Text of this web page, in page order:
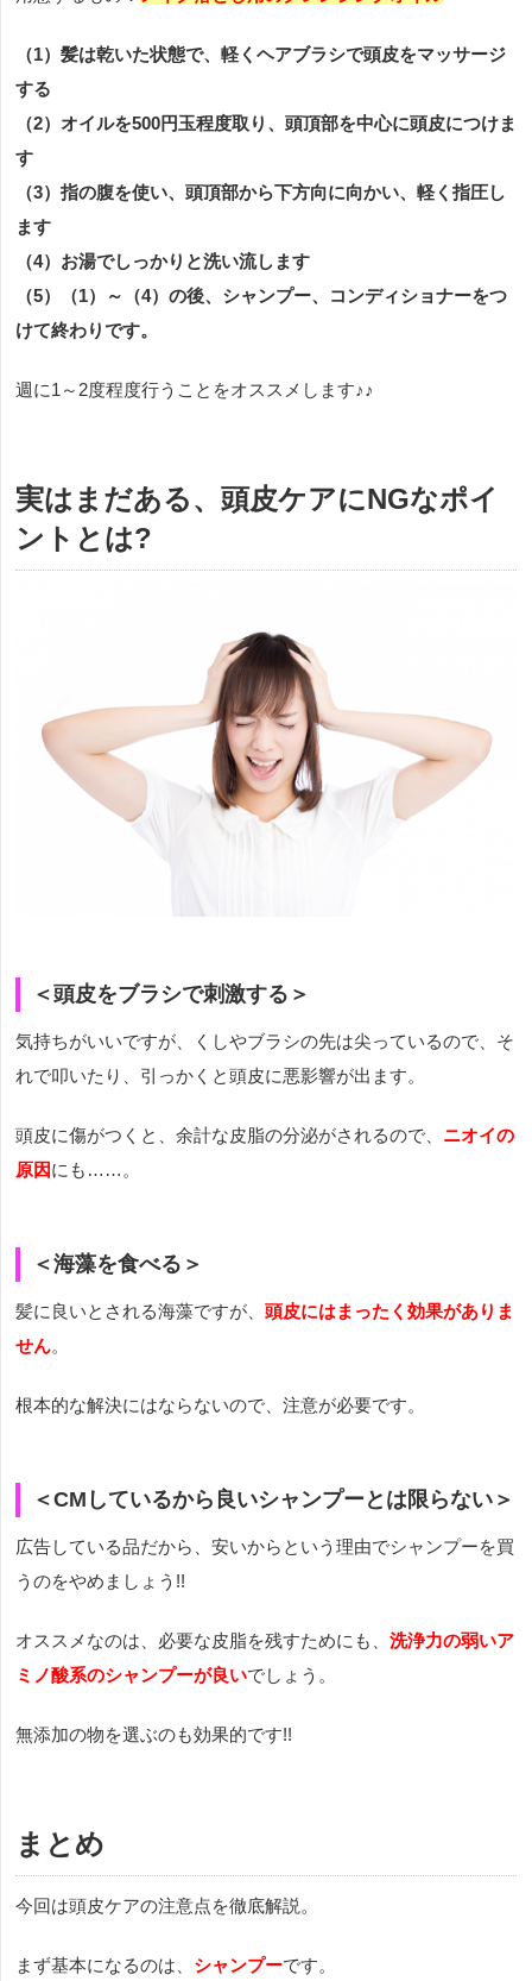
（1）髪は乾いた状態で、軽くヘアブラシで頭皮をマッサージ
する
（2）オイルを500円玉程度取り、頭頂部を中心に頭皮につけま
す
（3）指の腹を使い、頭頂部から下方向に向かい、軽く指圧し
ます
（4）お湯でしっかりと洗い流します
（5）（1）～（4）の後、シャンプー、コンディショナーをつ
けて終わりです。
週に1～2度程度行うことをオススメします♪♪
実はまだある、頭皮ケアにNGなポイ
ントとは?
＜頭皮をブラシで刺激する＞
気持ちがいいですが、くしやブラシの先は尖っているので、そ
れで叩いたり、引っかくと頭皮に悪影響が出ます。
頭皮に傷がつくと、余計な皮脂の分泌がされるので、 ニオイの
原因にも……。
＜海藻を食べる＞
髪に良いとされる海藻ですが、 頭皮にはまったく効果がありま
せん。
根本的な解決にはならないので、注意が必要です。
＜CMしているから良いシャンプーとは限らない＞
広告している品だから、安いからという理由でシャンプーを買
うのをやめましょう!!
オススメなのは、必要な皮脂を残すためにも、 洗浄力の弱いア
ミノ酸系のシャンプーが良いでしょう。
無添加の物を選ぶのも効果的です!!
まとめ
今回は頭皮ケアの注意点を徹底解説。
まず基本になるのは、 シャンプーです。